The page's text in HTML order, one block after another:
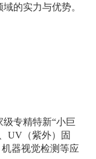
的实力与优势。
专精特新“小巨
UV（紫外）固
器视觉检测等应